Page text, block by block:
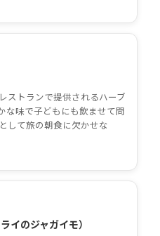
ストランで提供されるハーブ
な味で子どもにも飲ませて問
して旅の朝食に欠かせな
イのジャガイモ）